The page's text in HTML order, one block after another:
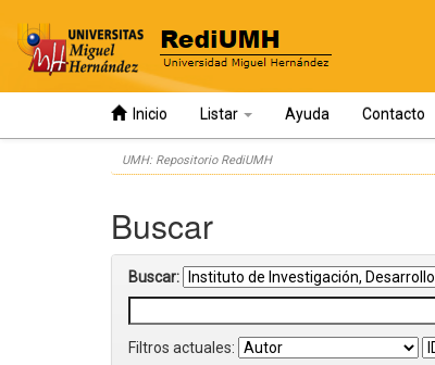
Inicio Listar Ayuda Contacto
UMH: Repositorio RediUMH
Buscar
Buscar:
Filtros actuales: